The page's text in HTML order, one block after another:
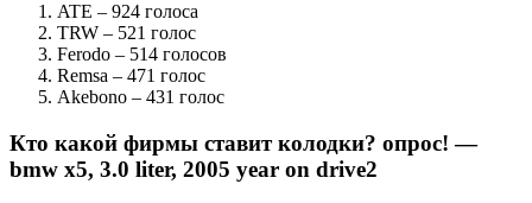
ATE – 924 голоса
TRW – 521 голос
Ferodo – 514 голосов
Remsa – 471 голос
Akebono – 431 голос
Кто какой фирмы ставит колодки? опрос! —
bmw x5, 3.0 liter, 2005 year on drive2